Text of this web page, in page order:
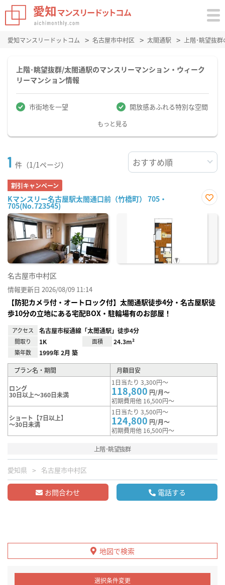
愛知マンスリードットコム 名古屋市中村区 太閤通駅 上階･眺望抜
上階･眺望抜群/太閤通駅のマンスリーマンション・ウィーク
リーマンション情報
市街地を一望 開放感あふれる特別な空間
もっと見る
1 件（1/1ページ）
割引キャンペーン
Kマンスリー名古屋駅太閤通口前（竹橋町） 705・
705(No.723545)
に入
名古屋市中村区
情報更新日 2026/08/09 11:14
【防犯カメラ付・オートロック付】太閤通駅徒歩4分・名古屋駅徒
歩10分の立地にある宅配BOX・駐輪場有のお部屋！
アクセス 名古屋市桜通線「太閤通駅」徒歩4分
間取り 1K 面積 24.3m²
築年数 1999年 2月 築
プラン名・期間 月額目安
ロング
30日以上～360日未満
1日当たり 3,300円～
118,800 円/月～
初期費用他 16,500円～
ショート【7日以上】
～30日未満
1日当たり 3,500円～
124,800 円/月～
初期費用他 16,500円～
上階･眺望抜群
愛知県 名古屋市中村区
お問合わせ 電話する
地図で検索
選択条件変更